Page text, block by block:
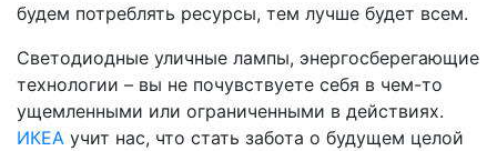
будем потреблять ресурсы, тем лучше будет всем.
Светодиодные уличные лампы, энергосберегающие
технологии – вы не почувствуете себя в чем-то
ущемленными или ограниченными в действиях.
ИКЕА учит нас, что стать забота о будущем целой